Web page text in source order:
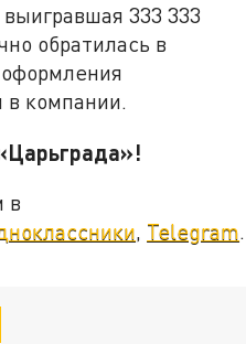
333 333
обратилась в
компании.
«Царьграда»!
в
, Telegram.